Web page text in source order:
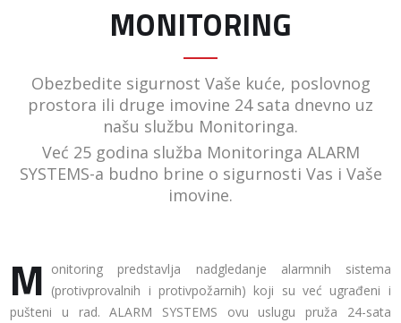
MONITORING
Obezbedite sigurnost Vaše kuće, poslovnog
prostora ili druge imovine 24 sata dnevno uz
našu službu Monitoringa.
Već 25 godina služba Monitoringa ALARM
SYSTEMS-a budno brine o sigurnosti Vas i Vaše
imovine.
M onitoring predstavlja nadgledanje alarmnih sistema
(protivprovalnih i protivpožarnih) koji su već ugrađeni i
pušteni u rad. ALARM SYSTEMS ovu uslugu pruža 24-sata